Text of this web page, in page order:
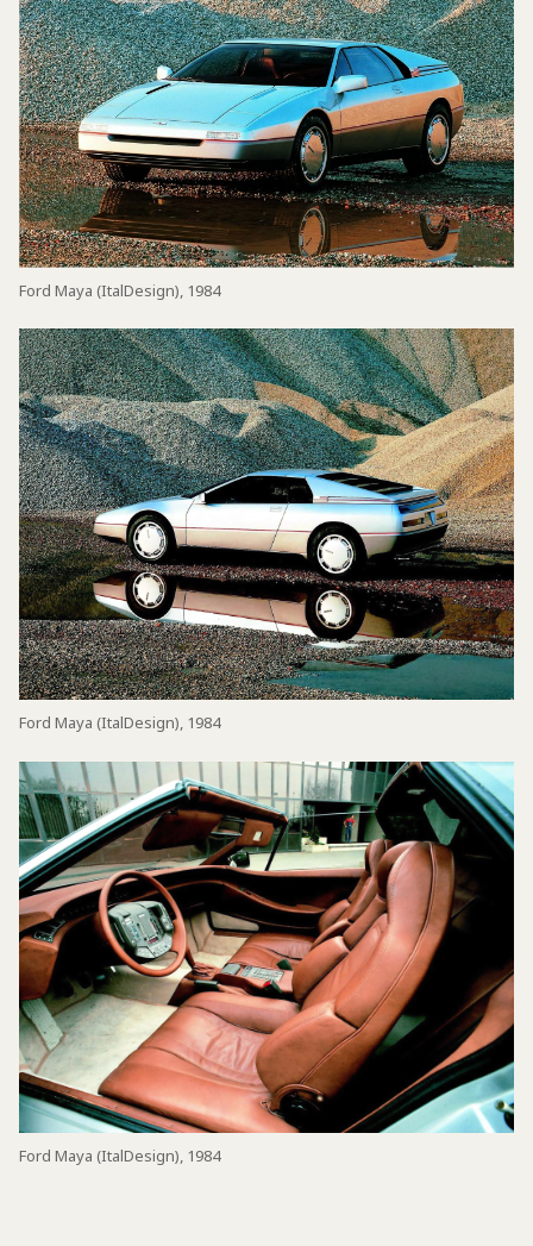
Ford Maya (ItalDesign), 1984
Ford Maya (ItalDesign), 1984
Ford Maya (ItalDesign), 1984